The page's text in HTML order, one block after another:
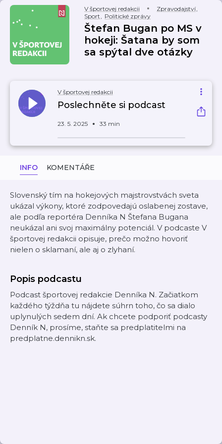
V športovej redakcii Zpravodajství,
Sport, Politické zprávy
Štefan Bugan po MS v
hokeji: Šatana by som
sa spýtal dve otázky
V športovej redakcii
Poslechněte si podcast
23. 5. 2025 33 min
INFO KOMENTÁŘE
Slovenský tím na hokejových majstrovstvách sveta
ukázal výkony, ktoré zodpovedajú oslabenej zostave,
ale podľa reportéra Denníka N Štefana Bugana
neukázal ani svoj maximálny potenciál. V podcaste V
športovej redakcii opisuje, prečo možno hovoriť
nielen o sklamaní, ale aj o zlyhaní.
Popis podcastu
Podcast športovej redakcie Denníka N. Začiatkom
každého týždňa tu nájdete súhrn toho, čo sa dialo
uplynulých sedem dní. Ak chcete podporiť podcasty
Denník N, prosíme, staňte sa predplatitelmi na
predplatne.dennikn.sk.